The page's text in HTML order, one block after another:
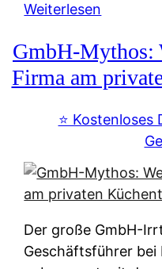
W
e
r
s
i
c
h
e
W
e
u
d
n
w
l
c
Weiterlesen
t
e
u
e
r
k
l
ä
GmbH-Mythos:
Firma am
⭐️
Der große GmbH-
Geschäftsführer